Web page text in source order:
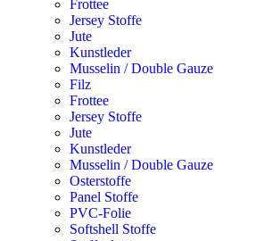
Frottee
Jersey Stoffe
Jute
Kunstleder
Musselin / Double Gauze
Filz
Frottee
Jersey Stoffe
Jute
Kunstleder
Musselin / Double Gauze
Osterstoffe
Panel Stoffe
PVC-Folie
Softshell Stoffe